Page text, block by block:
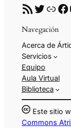
RSS Twitter Enlace Facebook
Navegación
Acerca de
Servicios
Equipo
Aula Virtual
Biblioteca
Este sitio
Commons